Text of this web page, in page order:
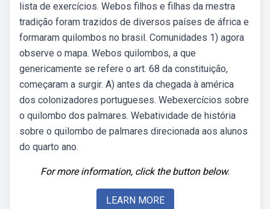
lista de exercícios. Webos filhos e filhas da mestra
tradição foram trazidos de diversos países de áfrica e
formaram quilombos no brasil. Comunidades 1) agora
observe o mapa. Webos quilombos, a que
genericamente se refere o art. 68 da constituição,
começaram a surgir. A) antes da chegada à américa
dos colonizadores portugueses. Webexercícios sobre
o quilombo dos palmares. Webatividade de história
sobre o quilombo de palmares direcionada aos alunos
do quarto ano.
For more information, click the button below.
LEARN MORE